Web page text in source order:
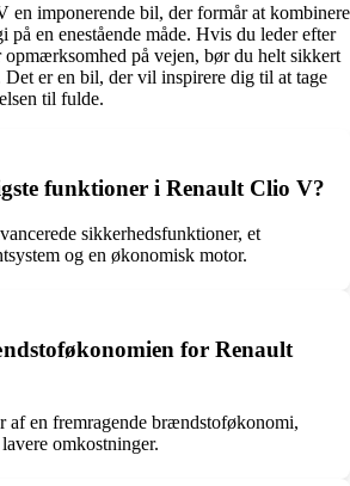
en imponerende bil, der formår at kombinere
på en enestående måde. Hvis du leder efter
opmærksomhed på vejen, bør du helt sikkert
er en bil, der vil inspirere dig til at tage
til fulde.
funktioner i Renault Clio V?
sikkerhedsfunktioner, et
og en økonomisk motor.
for Renault
af en fremragende brændstoføkonomi,
omkostninger.